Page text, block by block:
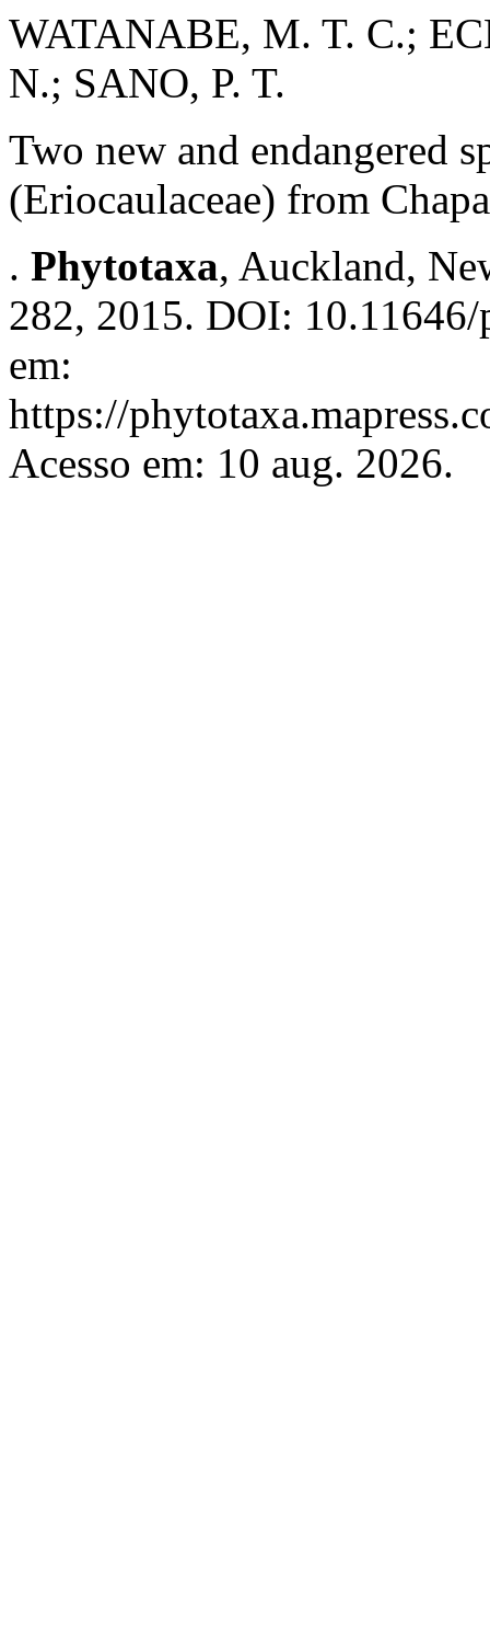
WATANABE, M. T. C.;
N.; SANO, P. T.
Two new and endangered
(Eriocaulaceae) from
. Phytotaxa, Auckland,
282, 2015. DOI:
em:
https://
Acesso em: 10 aug. 2026.